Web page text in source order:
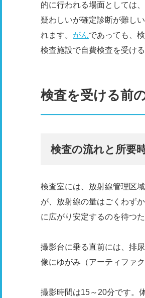
的に行われる場面としては
疑わしいが確定診断が難し
れます。 がんであっても、
検査施設で自費検査を受け
検査を受ける前
検査の流れと所要
検査室には、放射線管理区
が、放射線の量はごくわず
に広がり安定するのを待つた
撮影台に乗る直前には、排
像にゆがみ（アーティファ
撮影時間は15～20分です。